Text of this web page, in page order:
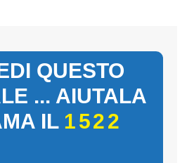
QUESTO
... AIUTALA
IL 1522